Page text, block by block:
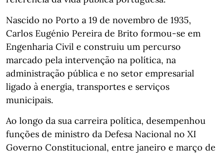
Nascido no Porto a 19 de novembro de 1935,
Carlos Eugénio Pereira de Brito formou-se em
Engenharia Civil e construiu um percurso
marcado pela intervenção na política, na
administração pública e no setor empresarial
ligado à energia, transportes e serviços
municipais.
Ao longo da sua carreira política, desempenhou
funções de ministro da Defesa Nacional no XI
Governo Constitucional, entre janeiro e março de